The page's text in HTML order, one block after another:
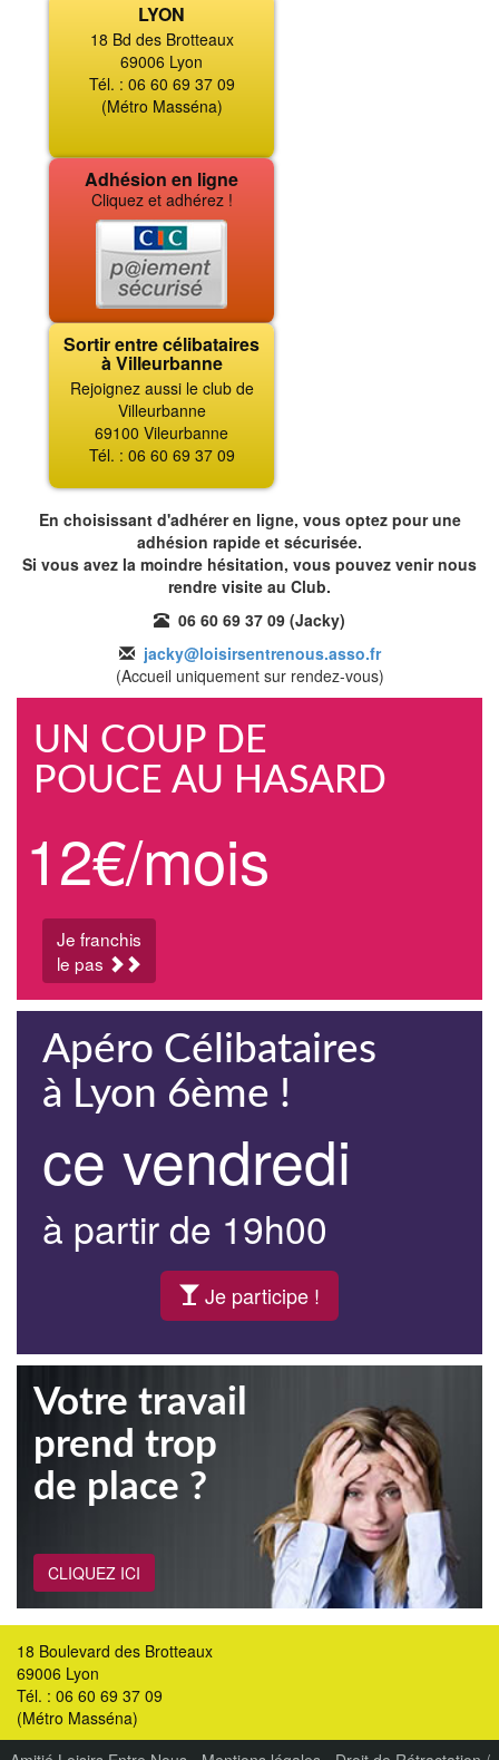
LYON
18 Bd des Brotteaux
69006 Lyon
Tél. : 06 60 69 37 09
(Métro Masséna)
Adhésion en ligne
Cliquez et adhérez !
Sortir entre célibataires
à Villeurbanne
Rejoignez aussi le club de
Villeurbanne
69100 Vileurbanne
Tél. : 06 60 69 37 09
En choisissant d'adhérer en ligne, vous optez pour une
adhésion rapide et sécurisée.
Si vous avez la moindre hésitation, vous pouvez venir nous
rendre visite au Club.
06 60 69 37 09 (Jacky)
jacky@loisirsentrenous.asso.fr
(Accueil uniquement sur rendez-vous)
UN COUP DE
POUCE AU HASARD
12€/mois
Je franchis
le pas
Apéro Célibataires
à Lyon 6ème !
ce vendredi
à partir de 19h00
Je participe !
Votre travail
prend trop
de place ?
CLIQUEZ ICI
18 Boulevard des Brotteaux
69006 Lyon
Tél. : 06 60 69 37 09
(Métro Masséna)